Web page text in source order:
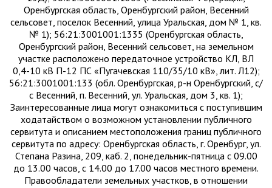
Оренбургская область, Оренбургский район, Весенний
сельсовет, поселок Весенний, улица Уральская, дом № 1, кв.
№ 1); 56:21:3001001:1335 (Оренбургская область,
Оренбургский район, Весенний сельсовет, на земельном
участке расположено передаточное устройство КЛ, ВЛ
0,4-10 кВ П-12 ПС «Пугачевская 110/35/10 кВ», лит. Л12);
56:21:3001001:133 (обл. Оренбургская, р-н Оренбургский, с/
с Весенний, п. Весенний, ул. Уральская, дом 3, кв. 1);
Заинтересованные лица могут ознакомиться с поступившим
ходатайством о возможном установлении публичного
сервитута и описанием местоположения границ публичного
сервитута по адресу: Оренбургская область, г. Оренбург, ул.
Степана Разина, 209, каб. 2, понедельник-пятница с 09.00
до 13.00 часов, с 14.00 до 17.00 часов местного времени.
Правообладатели земельных участков, в отношении